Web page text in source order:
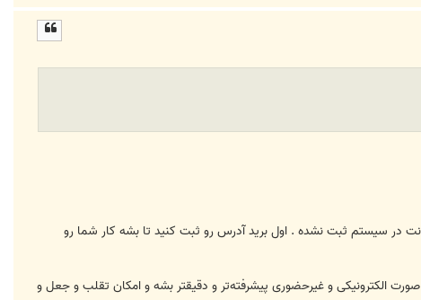
ا
سیستم ثبت نشده . اول برید آدرس رو ثبت کنید تا بشه کار شما رو
صورت الکترونیکی و غیرحضوری پیشرفته‌تر و دقیقتر بشه و امکان تقلب و جعل و